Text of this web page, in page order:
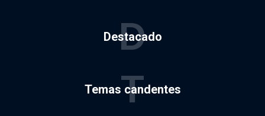
Destacado
D
Temas candentes
T